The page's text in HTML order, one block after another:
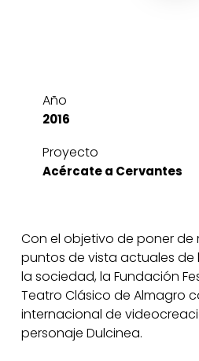
Año
2016
Proyecto
Acércate a Cervantes
Con el objetivo de poner de
puntos de vista actuales de
la sociedad, la Fundación
Teatro Clásico de Almagro
internacional de
personaje Dulcinea.